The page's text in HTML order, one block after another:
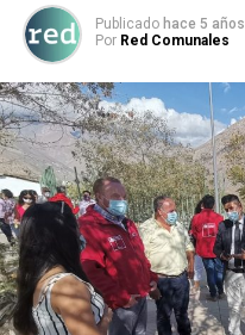
Publicado hace 5 años
Por Red Comunales